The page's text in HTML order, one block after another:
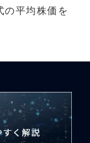
の平均株価を